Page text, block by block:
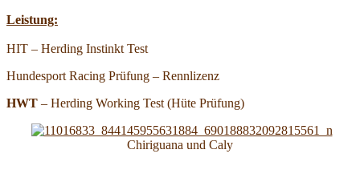
Leistung:
HIT – Herding Instinkt Test
Hundesport Racing Prüfung – Rennlizenz
HWT – Herding Working Test (Hüte Prüfung)
Chiriguana und Caly